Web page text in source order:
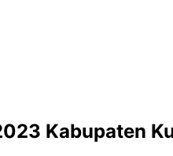
Kabupaten